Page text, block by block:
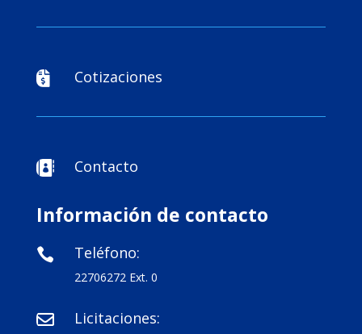
 Cotizaciones
 Contacto
Información de contacto
 Teléfono:
22706272 Ext. 0
 Licitaciones: